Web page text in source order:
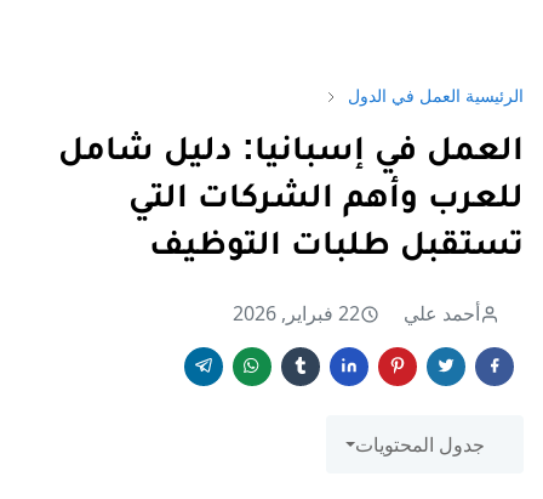
الرئيسية العمل في الدول
العمل في إسبانيا: دليل شامل
للعرب وأهم الشركات التي
تستقبل طلبات التوظيف
أحمد علي 22 فبراير, 2026
جدول المحتويات